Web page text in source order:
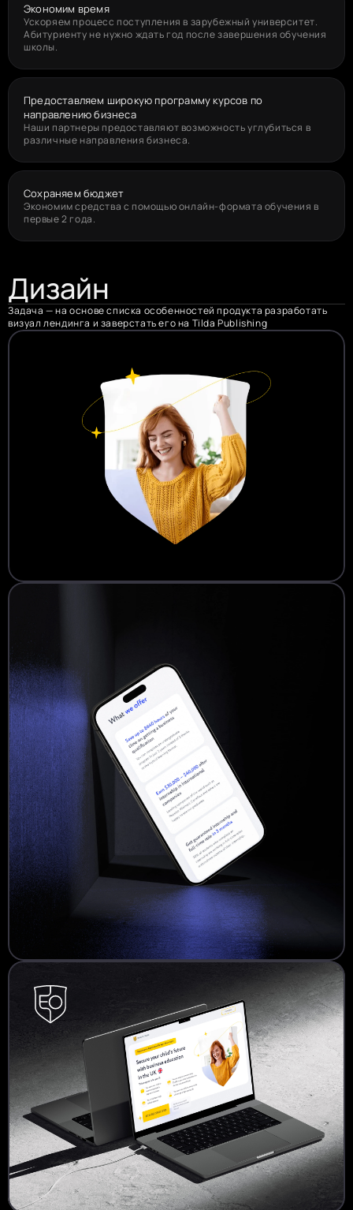
Экономим время
Ускоряем процесс поступления в зарубежный университет.
Абитуриенту не нужно ждать год после завершения обучения
школы.
Предоставляем широкую программу курсов по
направлению бизнеса
Наши партнеры предоставляют возможность углубиться в
различные направления бизнеса.
Сохраняем бюджет
Экономим средства с помощью онлайн-формата обучения в
первые 2 года.
Дизайн
Задача — на основе списка особенностей продукта разработать
визуал лендинга и заверстать его на Tilda Publishing